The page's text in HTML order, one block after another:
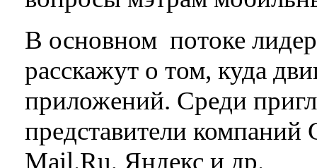
В основном потоке
расскажут о том, куда
приложений. Среди
представители
Mail.Ru, Яндекс и др.